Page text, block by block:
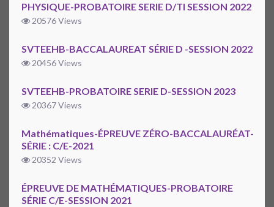
PHYSIQUE-PROBATOIRE SERIE D/TI SESSION 2022
20576 Views
SVTEEHB-BACCALAUREAT SÉRIE D -SESSION 2022
20456 Views
SVTEEHB-PROBATOIRE SERIE D-SESSION 2023
20367 Views
Mathématiques-ÉPREUVE ZÉRO-BACCALAURÉAT-
SÉRIE : C/E-2021
20352 Views
ÉPREUVE DE MATHÉMATIQUES-PROBATOIRE
SÉRIE C/E-SESSION 2021